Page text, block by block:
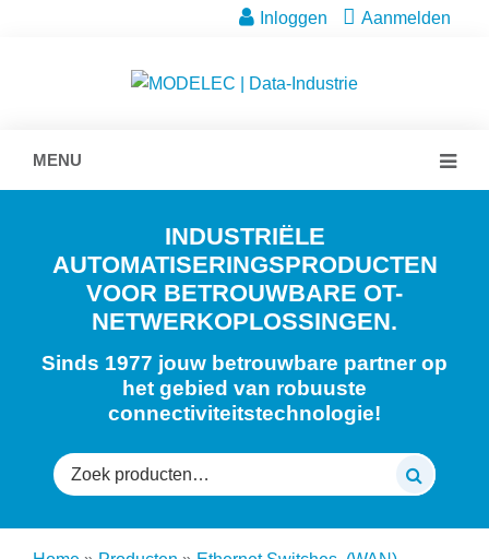
Inloggen Aanmelden
MENU
INDUSTRIËLE
AUTOMATISERINGSPRODUCTEN
VOOR BETROUWBARE OT-
NETWERKOPLOSSINGEN.
Sinds 1977 jouw betrouwbare partner op
het gebied van robuuste
connectiviteitstechnologie!
Zoeken
naar: